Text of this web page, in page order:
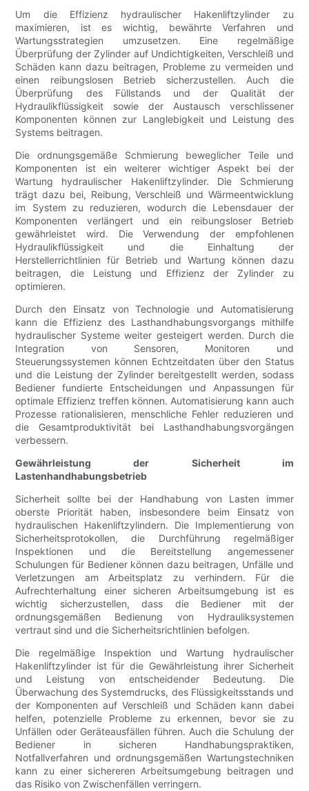
Um die Effizienz hydraulischer Hakenliftzylinder zu
maximieren, ist es wichtig, bewährte Verfahren und
Wartungsstrategien umzusetzen. Eine regelmäßige
Überprüfung der Zylinder auf Undichtigkeiten, Verschleiß und
Schäden kann dazu beitragen, Probleme zu vermeiden und
einen reibungslosen Betrieb sicherzustellen. Auch die
Überprüfung des Füllstands und der Qualität der
Hydraulikflüssigkeit sowie der Austausch verschlissener
Komponenten können zur Langlebigkeit und Leistung des
Systems beitragen.
Die ordnungsgemäße Schmierung beweglicher Teile und
Komponenten ist ein weiterer wichtiger Aspekt bei der
Wartung hydraulischer Hakenliftzylinder. Die Schmierung
trägt dazu bei, Reibung, Verschleiß und Wärmeentwicklung
im System zu reduzieren, wodurch die Lebensdauer der
Komponenten verlängert und ein reibungsloser Betrieb
gewährleistet wird. Die Verwendung der empfohlenen
Hydraulikflüssigkeit und die Einhaltung der
Herstellerrichtlinien für Betrieb und Wartung können dazu
beitragen, die Leistung und Effizienz der Zylinder zu
optimieren.
Durch den Einsatz von Technologie und Automatisierung
kann die Effizienz des Lasthandhabungsvorgangs mithilfe
hydraulischer Systeme weiter gesteigert werden. Durch die
Integration von Sensoren, Monitoren und
Steuerungssystemen können Echtzeitdaten über den Status
und die Leistung der Zylinder bereitgestellt werden, sodass
Bediener fundierte Entscheidungen und Anpassungen für
optimale Effizienz treffen können. Automatisierung kann auch
Prozesse rationalisieren, menschliche Fehler reduzieren und
die Gesamtproduktivität bei Lasthandhabungsvorgängen
verbessern.
Gewährleistung der Sicherheit im
Lastenhandhabungsbetrieb
Sicherheit sollte bei der Handhabung von Lasten immer
oberste Priorität haben, insbesondere beim Einsatz von
hydraulischen Hakenliftzylindern. Die Implementierung von
Sicherheitsprotokollen, die Durchführung regelmäßiger
Inspektionen und die Bereitstellung angemessener
Schulungen für Bediener können dazu beitragen, Unfälle und
Verletzungen am Arbeitsplatz zu verhindern. Für die
Aufrechterhaltung einer sicheren Arbeitsumgebung ist es
wichtig sicherzustellen, dass die Bediener mit der
ordnungsgemäßen Bedienung von Hydrauliksystemen
vertraut sind und die Sicherheitsrichtlinien befolgen.
Die regelmäßige Inspektion und Wartung hydraulischer
Hakenliftzylinder ist für die Gewährleistung ihrer Sicherheit
und Leistung von entscheidender Bedeutung. Die
Überwachung des Systemdrucks, des Flüssigkeitsstands und
der Komponenten auf Verschleiß und Schäden kann dabei
helfen, potenzielle Probleme zu erkennen, bevor sie zu
Unfällen oder Geräteausfällen führen. Auch die Schulung der
Bediener in sicheren Handhabungspraktiken,
Notfallverfahren und ordnungsgemäßen Wartungstechniken
kann zu einer sichereren Arbeitsumgebung beitragen und
das Risiko von Zwischenfällen verringern.